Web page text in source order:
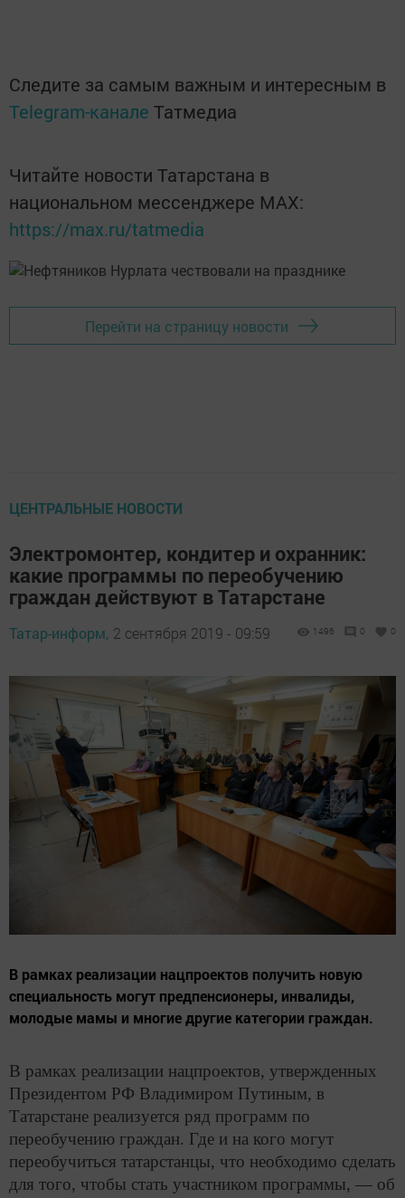
Следите за самым важным и интересным в
Telegram-канале Татмедиа
Читайте новости Татарстана в
национальном мессенджере MАХ:
https://max.ru/tatmedia
Перейти на страницу новости
ЦЕНТРАЛЬНЫЕ НОВОСТИ
Электромонтер, кондитер и охранник:
какие программы по переобучению
граждан действуют в Татарстане
Татар-информ, 2 сентября 2019 - 09:59 1496 0 0
В рамках реализации нацпроектов получить новую
специальность могут предпенсионеры, инвалиды,
молодые мамы и многие другие категории граждан.
В рамках реализации нацпроектов, утвержденных
Президентом РФ Владимиром Путиным, в
Татарстане реализуется ряд программ по
переобучению граждан. Где и на кого могут
переобучиться татарстанцы, что необходимо сделать
для того, чтобы стать участником программы, — об